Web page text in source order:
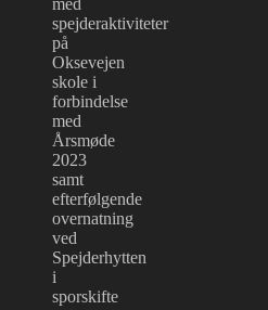
spejderaktiviteter
på
Oksevejen
skole i
forbindelse
med
Årsmøde
2023
samt
efterfølgende
overnatning
ved
Spejderhytten
i
sporskifte